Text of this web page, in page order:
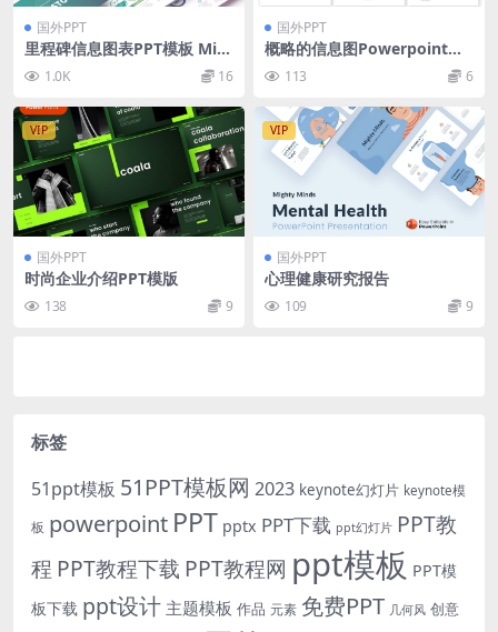
国外PPT
里程碑信息图表PPT模板 Mile
stone – PowerPoint Infogr
aphics Slides
1.0K 16
国外PPT
概略的信息图Powerpoint模
板 113 6
VIP
国外PPT
时尚企业介绍PPT模版
138 9
VIP
国外PPT
心理健康研究报告
109 9
标签
51ppt模板 51PPT模板网 2023 keynote幻灯片 keynote模
板 powerpoint PPT pptx PPT下载 ppt幻灯片 PPT教
程 PPT教程下载 PPT教程网 ppt模板 PPT模
板下载 ppt设计 主题模板 作品 元素 免费PPT 几何风 创意